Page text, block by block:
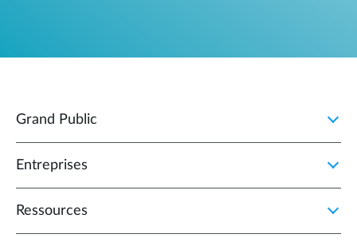
Grand Public
Entreprises
Ressources